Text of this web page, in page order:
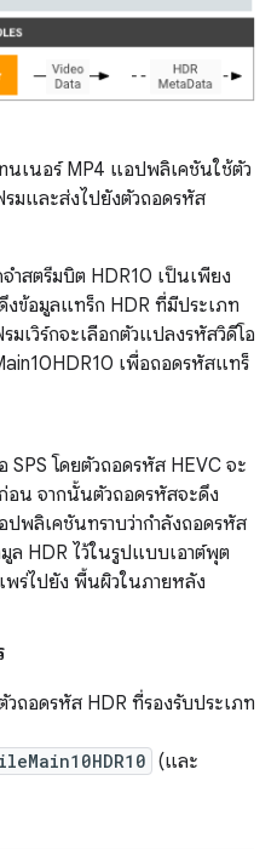
เนอร์ MP4 แอปพลิเคชันใช้ตัว
มและส่งไปยังตัวถอดรหัส
สตรีมบิต HDR10 เป็นเพียง
ข้อมูลแทร็ก HDR ที่มีประเภท
มเวิร์กจะเลือกตัวแปลงรหัสวิดีโอ
เพื่อถอดรหัสแทร็
SPS โดยตัวถอดรหัส HEVC จะ
อน จากนั้นตัวถอดรหัสจะดึง
พลิเคชันทราบว่ากำลังถอดรหัส
ล HDR ไว้ในรูปแบบเอาต์พุต
พร่ไปยัง พื้นผิวในภายหลัง
ถอดรหัส HDR ที่รองรับประเภท
(และ